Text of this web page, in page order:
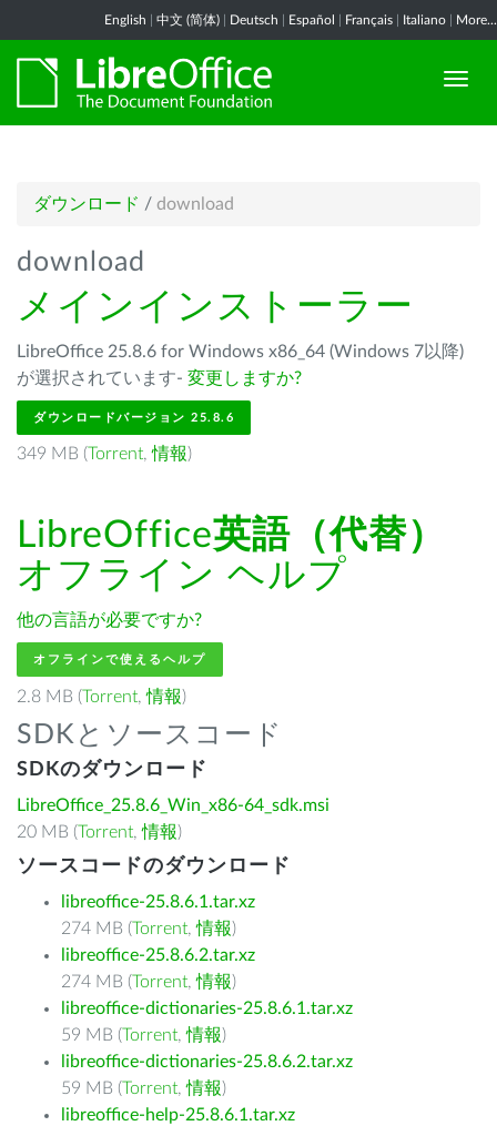
English 中文 (简体) Deutsch Español Français Italiano More...
ダウンロード / download
download
メインインストーラー
LibreOffice 25.8.6 for Windows x86_64 (Windows 7以降)
が選択されています- 変更しますか?
ダウンロードバージョン 25.8.6
349 MB (Torrent,情報)
LibreOffice英語（代替）
オフライン ヘルプ
他の言語が必要ですか?
オフラインで使えるヘルプ
2.8 MB (Torrent,情報)
SDKとソースコード
SDKのダウンロード
LibreOffice_25.8.6_Win_x86-64_sdk.msi
20 MB (Torrent,情報)
ソースコードのダウンロード
libreoffice-25.8.6.1.tar.xz
274 MB (Torrent,情報)
libreoffice-25.8.6.2.tar.xz
274 MB (Torrent,情報)
libreoffice-dictionaries-25.8.6.1.tar.xz
59 MB (Torrent,情報)
libreoffice-dictionaries-25.8.6.2.tar.xz
59 MB (Torrent,情報)
libreoffice-help-25.8.6.1.tar.xz